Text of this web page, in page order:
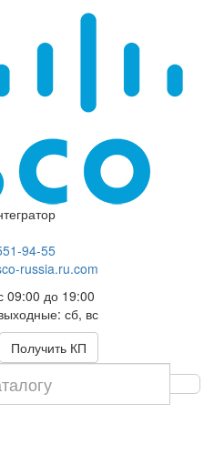
94-55
russia.ru.com
09:00 до 19:00
сб, вс
Получить КП